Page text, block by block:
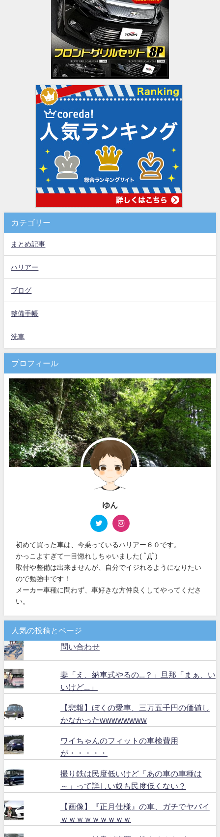
カテゴリー
まとめ記事
ハリアー
ブログ
整備手帳
洗車
プロフィール
ゆん
初めて買った車は、今乗っているハリアー６０です。
かっこよすぎて一目惚れしちゃいました( ﾟДﾟ)
取付や整備は出来ませんが、自分でイジれるようになりたい
ので勉強中です！
メーカー車種に問わず、車好きな方仲良くしてやってくださ
い。
人気の投稿とページ
問い合わせ
妻「え、納車式やるの...？」旦那「まぁ、い
いけど...」
【悲報】ぼくの愛車、三万五千円の価値し
かなかったwwwwwwww
ワイちゃんのフィットの車検費用
が・・・・・
撮り鉄は民度低いけど「あの車の車種は
～」って詳しい奴も民度低くない？
【画像】『正月仕様』の車、ガチでヤバイ
ｗｗｗｗｗｗｗｗｗ